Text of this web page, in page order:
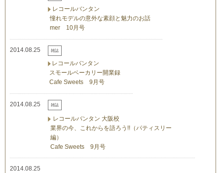
レコールバンタン
憧れモデルの意外な素顔と魅力のお話
mer 10月号
2014.08.25 雑誌
レコールバンタン
スモールベーカリー開業録
Cafe Sweets 9月号
2014.08.25 雑誌
レコールバンタン 大阪校
業界の今、これからを語ろう!!（パティスリー
編）
Cafe Sweets 9月号
2014.08.25